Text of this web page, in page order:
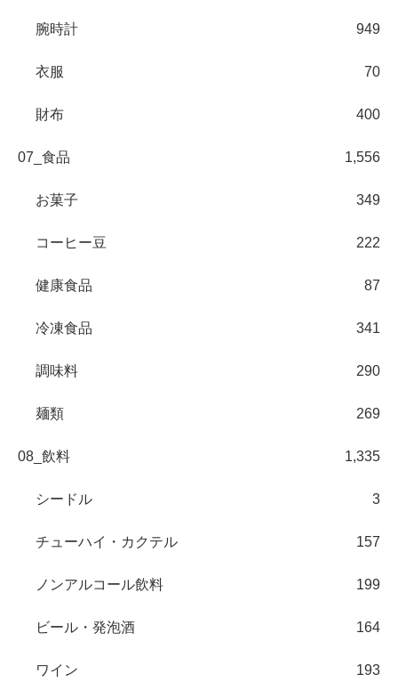
腕時計 949
衣服 70
財布 400
07_食品 1,556
お菓子 349
コーヒー豆 222
健康食品 87
冷凍食品 341
調味料 290
麺類 269
08_飲料 1,335
シードル 3
チューハイ・カクテル 157
ノンアルコール飲料 199
ビール・発泡酒 164
ワイン 193